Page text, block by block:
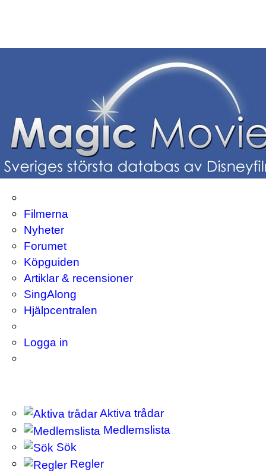
Filmerna
Nyheter
Forumet
Köpguiden
Artiklar & recensioner
SingAlong
Hjälpcentralen
Logga in
Aktiva trådar
Medlemslista
Sök
Regler